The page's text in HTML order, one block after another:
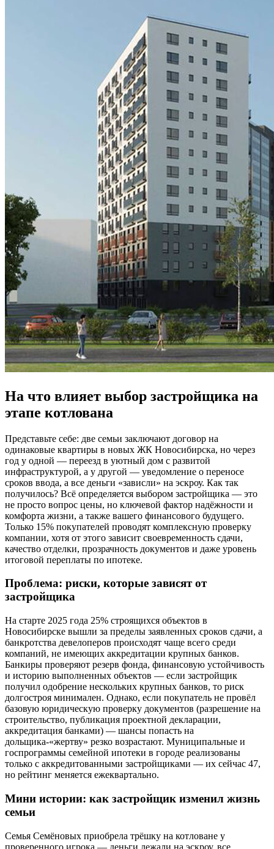
На что влияет выбор застройщика на
этапе котлована
Представьте себе: две семьи заключают договор на
одинаковые квартиры в новых ЖК Новосибирска, но через
год у одной — переезд в уютный дом с развитой
инфраструктурой, а у другой — уведомление о переносе
сроков ввода, а все деньги «зависли» на эскроу. Как так
получилось? Всё определяется выбором застройщика — это
не просто вопрос цены, но ключевой фактор надёжности и
комфорта жизни, а также вашего финансового будущего.
Только 15% покупателей проводят комплексную проверку
компании, хотя от этого зависит своевременность сдачи,
качество отделки, прозрачность документов и даже уровень
итоговой переплаты по ипотеке.
Проблема: риски, которые зависят от
застройщика
На старте 2025 года 25% строящихся объектов в
Новосибирске вышли за пределы заявленных сроков сдачи, а
банкротства девелоперов происходят чаще всего среди
компаний, не имеющих аккредитации крупных банков.
Банкиры проверяют резерв фонда, финансовую устойчивость
и историю выполненных объектов — если застройщик
получил одобрение нескольких крупных банков, то риск
долгостроя минимален. Однако, если покупатель не провёл
базовую юридическую проверку документов (разрешение на
строительство, публикация проектной декларации,
аккредитация банками) — шансы попасть на
дольщика-«жертву» резко возрастают. Муниципальные и
госпрограммы семейной ипотеки в городе реализованы
только с аккредитованными застройщиками — их сейчас 47,
но рейтинг меняется ежеквартально.
Мини истории: как застройщик изменил жизнь
семьи
Семья Семёновых приобрела трёшку на котловане у
проверенного игрока — деньги лежали на эскроу, все